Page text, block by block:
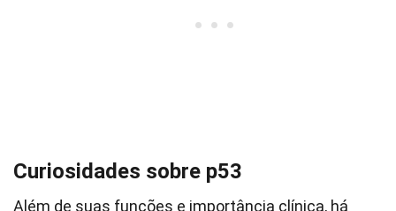
Curiosidades sobre p53
Além de suas funções e importância clínica, há